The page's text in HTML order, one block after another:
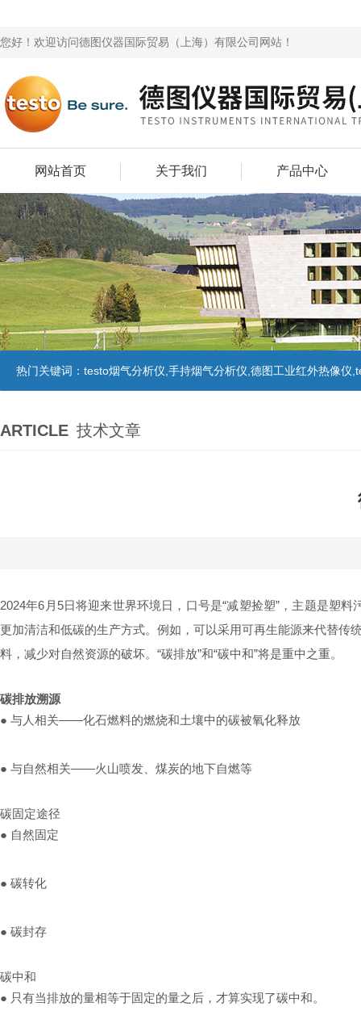
您好！欢迎访问德图仪器国际贸易（上海）有限公司网站！
网站首页 关于我们 产品中心
热门关键词： testo烟气分析仪,手持烟气分析仪,德图工业红外热像仪
ARTICLE 技术文章
2024年6月5日将迎来世界环境日，口号是“减塑捡塑”，主题是塑
更加清洁和低碳的生产方式。例如，可以采用可再生能源来代替
料，减少对自然资源的破坏。“碳排放”和“碳中和”将是重中之重。
碳排放溯源
● 与人相关——化石燃料的燃烧和土壤中的碳被氧化释放
● 与自然相关——火山喷发、煤炭的地下自燃等
碳固定途径
● 自然固定
● 碳转化
● 碳封存
碳中和
● 只有当排放的量相等于固定的量之后，才算实现了碳中和。